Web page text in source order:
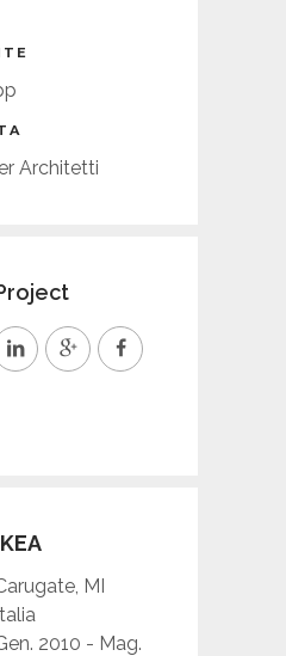
Architetti
MI
2010 - Mag.